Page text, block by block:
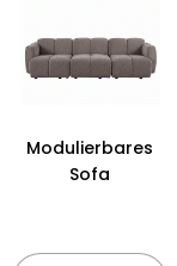
Modulierbares
Sofa